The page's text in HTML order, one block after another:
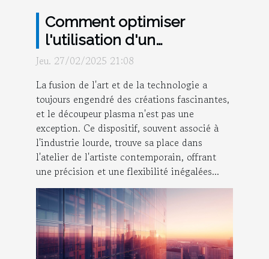
Comment optimiser
l'utilisation d'un
découpeur plasma pour
Jeu. 27/02/2025 21:08
La fusion de l'art et de la technologie a
toujours engendré des créations fascinantes,
et le découpeur plasma n'est pas une
exception. Ce dispositif, souvent associé à
l'industrie lourde, trouve sa place dans
l'atelier de l'artiste contemporain, offrant
une précision et une flexibilité inégalées...